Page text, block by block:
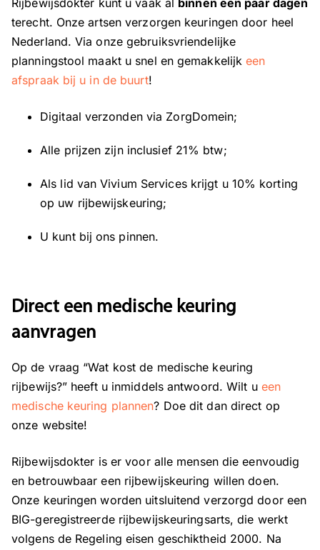
Rijbewijsdokter kunt u vaak al
binnen een paar dagen
terecht. Onze artsen verzorgen keuringen door heel
Nederland. Via onze gebruiksvriendelijke
planningstool maakt u snel en gemakkelijkeen
afspraak bij u in de buurt!
Digitaal verzonden via ZorgDomein;
Alle prijzen zijn inclusief 21% btw;
Als lid van Vivium Services krijgt u 10% korting
op uw rijbewijskeuring;
U kunt bij ons pinnen.
Direct een medische keuring
aanvragen
Op de vraag “Wat kost de medische keuring
rijbewijs?” heeft u inmiddels antwoord. Wilt u een
medische keuring plannen? Doe dit dan direct op
onze website!
Rijbewijsdokter is er voor alle mensen die eenvoudig
en betrouwbaar een rijbewijskeuring willen doen.
Onze keuringen worden uitsluitend verzorgd door een
BIG-geregistreerde rijbewijskeuringsarts, die werkt
volgens de Regeling eisen geschiktheid 2000. Na